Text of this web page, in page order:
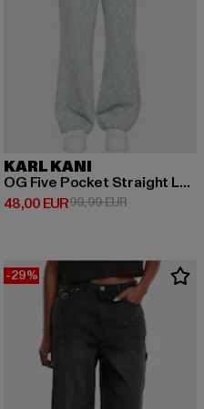
KARL KANI
OG Five Pocket Straight Leg
48,00 EUR
Derzeitiger Preis: 48,00 EUR
99,99 EURAktionspreis:
-29%